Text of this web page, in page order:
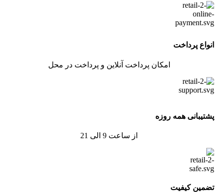
انواع پرداخت
امکان پرداخت آنلاین و پرداخت در محل
پشتیبانی همه روزه
از ساعت 9 الی 21
تضمین کیفیت